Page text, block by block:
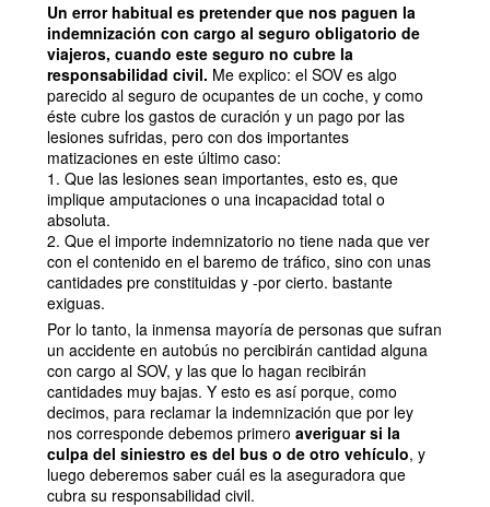
Un error habitual es pretender que nos paguen la
indemnización con cargo al seguro obligatorio de
viajeros, cuando este seguro no cubre la
responsabilidad civil. Me explico: el SOV es algo
parecido al seguro de ocupantes de un coche, y como
éste cubre los gastos de curación y un pago por las
lesiones sufridas, pero con dos importantes
matizaciones en este último caso:
1. Que las lesiones sean importantes, esto es, que
implique amputaciones o una incapacidad total o
absoluta.
2. Que el importe indemnizatorio no tiene nada que ver
con el contenido en el baremo de tráfico, sino con unas
cantidades pre constituidas y -por cierto. bastante
exiguas.
Por lo tanto, la inmensa mayoría de personas que sufran
un accidente en autobús no percibirán cantidad alguna
con cargo al SOV, y las que lo hagan recibirán
cantidades muy bajas. Y esto es así porque, como
decimos, para reclamar la indemnización que por ley
nos corresponde debemos primeroaveriguar si la
culpa del siniestro es del bus o de otro vehículo, y
luego deberemos saber cuál es la aseguradora que
cubra su responsabilidad civil.